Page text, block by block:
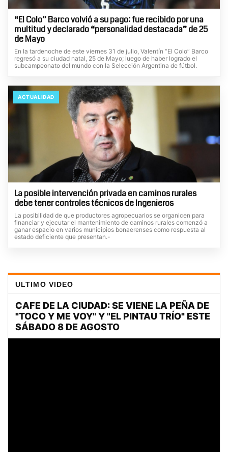
“El Colo” Barco volvió a su pago: fue recibido por una
multitud y declarado “personalidad destacada” de 25
de Mayo
En la tardenoche de este viernes 31 de julio, Valentín “El Colo” Barco
regresó a su ciudad natal, 25 de Mayo; luego de haber logrado el
subcampeonato del mundo con la Selección Argentina de fútbol.
ACTUALIDAD
La posible intervención privada en caminos rurales
debe tener controles técnicos de Ingenieros
La posibilidad de que productores agropecuarios se organicen para
financiar y ejecutar el mantenimiento de caminos rurales comenzó a
ganar espacio en varios municipios bonaerenses como respuesta al
estado deficiente que presentan.-
ULTIMO VIDEO